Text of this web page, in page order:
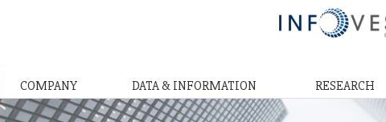
COMPANY DATA & INFORMATION RESEARCH